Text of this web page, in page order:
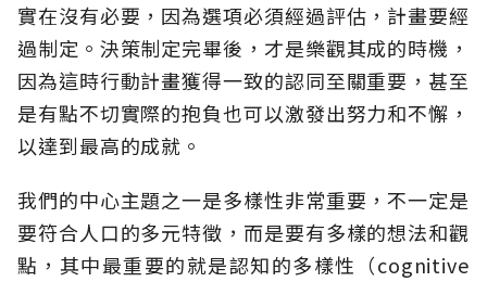
實在沒有必要，因為選項必須經過評估，計畫要經
過制定。決策制定完畢後，才是樂觀其成的時機，
因為這時行動計畫獲得一致的認同至關重要，甚至
是有點不切實際的抱負也可以激發出努力和不懈，
以達到最高的成就。
我們的中心主題之一是多樣性非常重要，不一定是
要符合人口的多元特徵，而是要有多樣的想法和觀
點，其中最重要的就是認知的多樣性（cognitive